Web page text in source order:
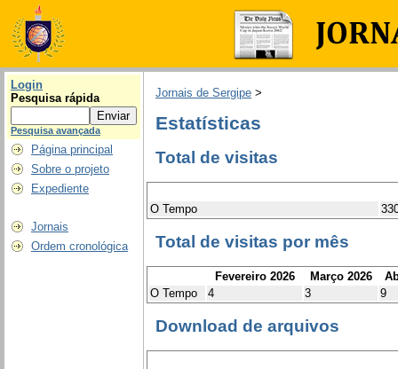
Login
Pesquisa rápida
Pesquisa avançada
Página principal
Sobre o projeto
Expediente
Jornais
Ordem cronológica
Jornais de Sergipe >
Estatísticas
Total de visitas
O Tempo
Total de visitas por mês
Fevereiro 2026 Março 2026
O Tempo
4 3 9
Download de arquivos